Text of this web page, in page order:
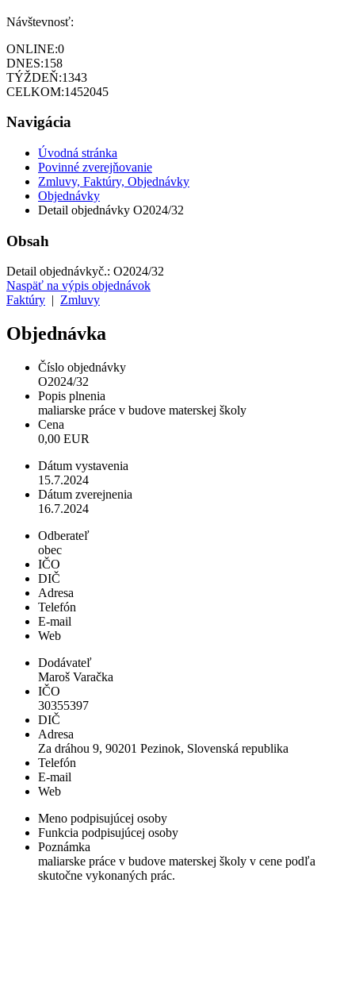
Návštevnosť:
ONLINE:0
DNES:158
TÝŽDEŇ:1343
CELKOM:1452045
Navigácia
Úvodná stránka
Povinné zverejňovanie
Zmluvy, Faktúry, Objednávky
Objednávky
Detail objednávky O2024/32
Obsah
Detail objednávkyč.: O2024/32
Naspäť na výpis objednávok
Faktúry
Zmluvy
Objednávka
Číslo objednávky
O2024/32
Popis plnenia
maliarske práce v budove materskej školy
Cena
0,00 EUR
Dátum vystavenia
15.7.2024
Dátum zverejnenia
16.7.2024
Odberateľ
obec
IČO
DIČ
Adresa
Telefón
E-mail
Web
Dodávateľ
Maroš Varačka
IČO
30355397
DIČ
Adresa
Za dráhou 9, 90201 Pezinok, Slovenská republika
Telefón
E-mail
Web
Meno podpisujúcej osoby
Funkcia podpisujúcej osoby
Poznámka
maliarske práce v budove materskej školy v cene podľa
skutočne vykonaných prác.